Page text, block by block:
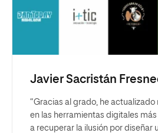
Javier Sacristán
“Gracias al grado, he
en las herramientas digitales
a recuperar la ilusión por diseñar